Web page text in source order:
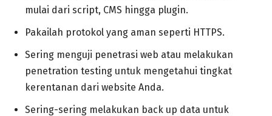
mulai dari script, CMS hingga plugin.
Pakailah protokol yang aman seperti HTTPS.
Sering menguji penetrasi web atau melakukan
penetration testing untuk mengetahui tingkat
kerentanan dari website Anda.
Sering-sering melakukan back up data untuk